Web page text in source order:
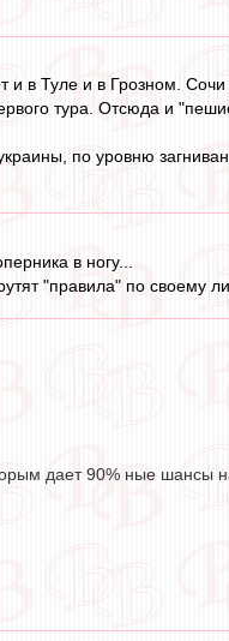
в Туле и в Грозном. Сочи
тура. Отсюда и
по уровню
в ногу...
"правила" по своему
дает 90% ные шансы